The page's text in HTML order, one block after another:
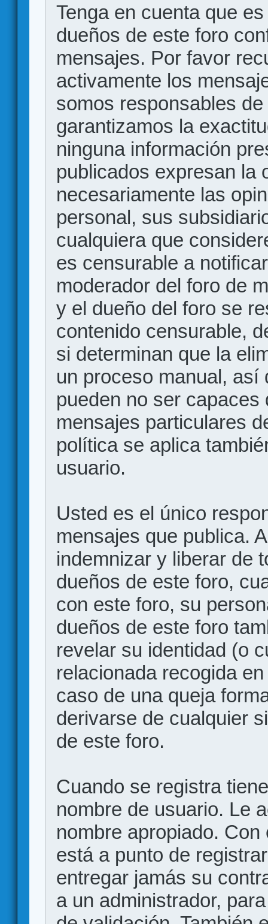
Tenga en cuenta que
dueños de este foro
mensajes. Por favor
activamente los
somos responsables
garantizamos la
ninguna información
publicados expresan la
necesariamente las
personal, sus
cualquiera que
es censurable a
moderador del foro de
y el dueño del foro se
contenido censurable,
si determinan que la
un proceso manual, así
pueden no ser
mensajes particulares
política se aplica
usuario.
Usted es el único
mensajes que publica.
indemnizar y liberar de
dueños de este foro,
con este foro, su
dueños de este foro
revelar su identidad (o
relacionada recogida
caso de una queja
derivarse de cualquier
de este foro.
Cuando se registra
nombre de usuario. Le
nombre apropiado.
está a punto de
entregar jamás su
a un administrador,